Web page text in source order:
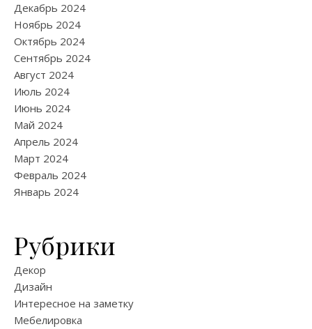
Декабрь 2024
Ноябрь 2024
Октябрь 2024
Сентябрь 2024
Август 2024
Июль 2024
Июнь 2024
Май 2024
Апрель 2024
Март 2024
Февраль 2024
Январь 2024
Рубрики
Декор
Дизайн
Интересное на заметку
Мебелировка